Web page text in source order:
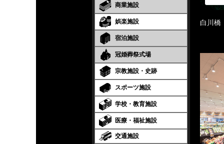
商業施設
娯楽施設
宿泊施設
冠婚葬祭式場
宗教施設・史跡
スポーツ施設
学校・教育施設
医療・福祉施設
交通施設
白川橋